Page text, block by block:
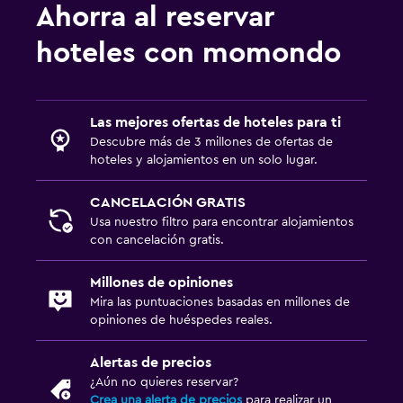
Estacionamiento gratuito
Estacionamiento privado
Baño
Inodoro con cisterna alta
Secador de pelo
Habitación
Despertador
Zona de trabajo
Escritorio
Ahorra al reservar
hoteles con momondo
Las mejores ofertas de hoteles para ti
Descubre más de 3 millones de ofertas de
hoteles y alojamientos en un solo lugar.
CANCELACIÓN GRATIS
Usa nuestro filtro para encontrar alojamientos
con cancelación gratis.
Millones de opiniones
Mira las puntuaciones basadas en millones de
opiniones de huéspedes reales.
Alertas de precios
¿Aún no quieres reservar?
Crea una alerta de precios para realizar un